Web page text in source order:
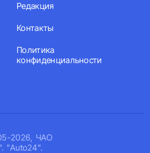
2026, ЧАО
"Auto24".
Редакция
Контакты
Политика
конфиденциальности